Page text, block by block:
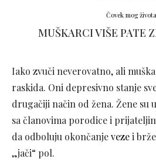
Čovek mog života
MUŠKARCI VIŠE PATE
Iako zvuči neverovatno, ali
raskida. Oni depresivno stanje
drugačiji način od žena. Žene su
sa članovima porodice i
da odboluju okončanjevezei
„jači“ pol.